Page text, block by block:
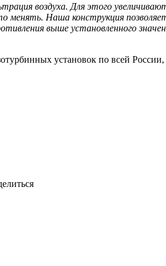
воздуха. Для этого
менять. Наша конструкция
выше установленного
установок по всей